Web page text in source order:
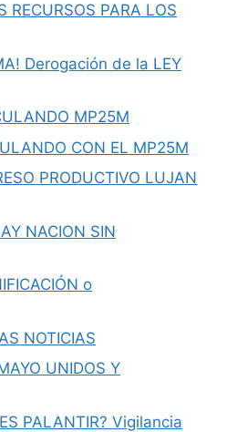
RECURSOS PARA LOS
Derogación de la LEY
MP25M
CON EL MP25M
PRODUCTIVO LUJAN
NACION SIN
o
NOTICIAS
UNIDOS Y
PALANTIR? Vigilancia